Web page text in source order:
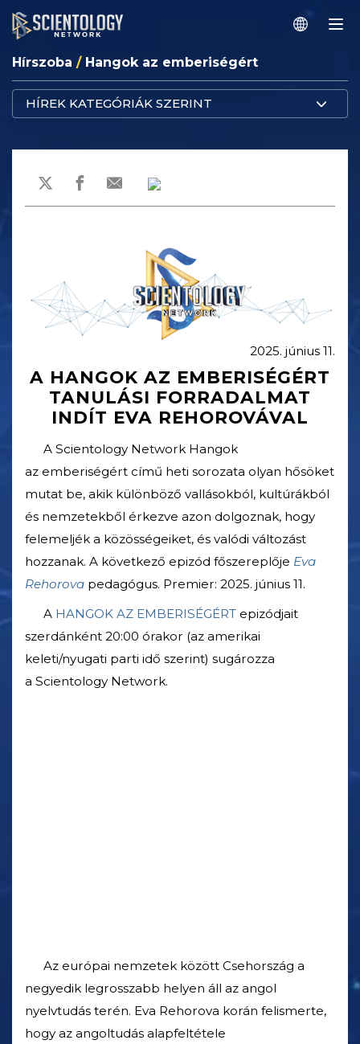
Hírszoba / Hangok az emberiségért
HÍREK KATEGÓRIÁK SZERINT
2025. június 11.
A HANGOK AZ EMBERISÉGÉRT
TANULÁSI FORRADALMAT
INDÍT EVA REHOROVÁVAL
A Scientology Network Hangok
az emberiségért című heti sorozata olyan hősöket
mutat be, akik különböző vallásokból, kultúrákból
és nemzetekből érkezve azon dolgoznak, hogy
felemeljék a közösségeiket, és valódi változást
hozzanak. A következő epizód főszereplője Eva
Rehorova pedagógus. Premier: 2025. június 11.
A HANGOK AZ EMBERISÉGÉRT epizódjait
szerdánként 20:00 órakor (az amerikai
keleti/nyugati parti idő szerint) sugározza
a Scientology Network.
Az európai nemzetek között Csehország a
negyedik legrosszabb helyen áll az angol
nyelvtudás terén. Eva Rehorova korán felismerte,
hogy az angoltudás alapfeltétele